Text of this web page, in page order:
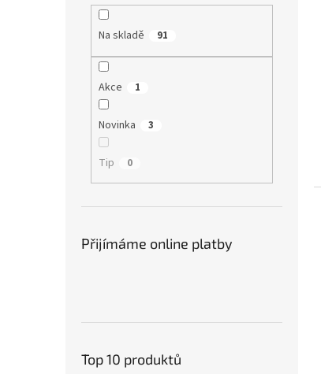
Na skladě 91
Akce 1
Novinka 3
Tip 0
Přijímáme online platby
Top 10 produktů